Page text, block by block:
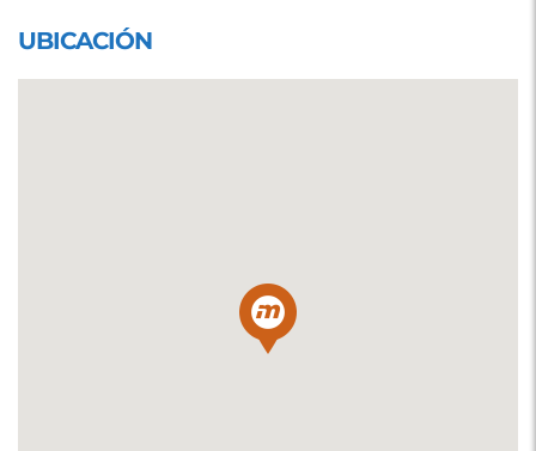
UBICACIÓN